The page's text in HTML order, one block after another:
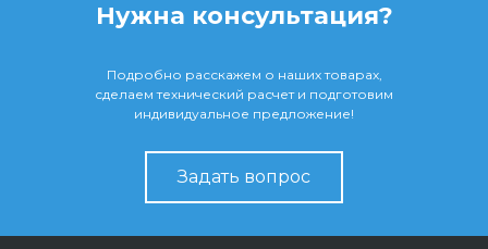
Нужна консультация?
Подробно расскажем о наших товарах,
сделаем технический расчет и подготовим
индивидуальное предложение!
Задать вопрос